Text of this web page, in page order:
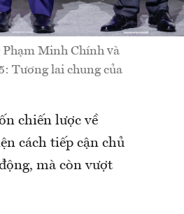
Minh Chính và
Tương lai chung của
chiến lược về
cách tiếp cận chủ
mà còn vượt